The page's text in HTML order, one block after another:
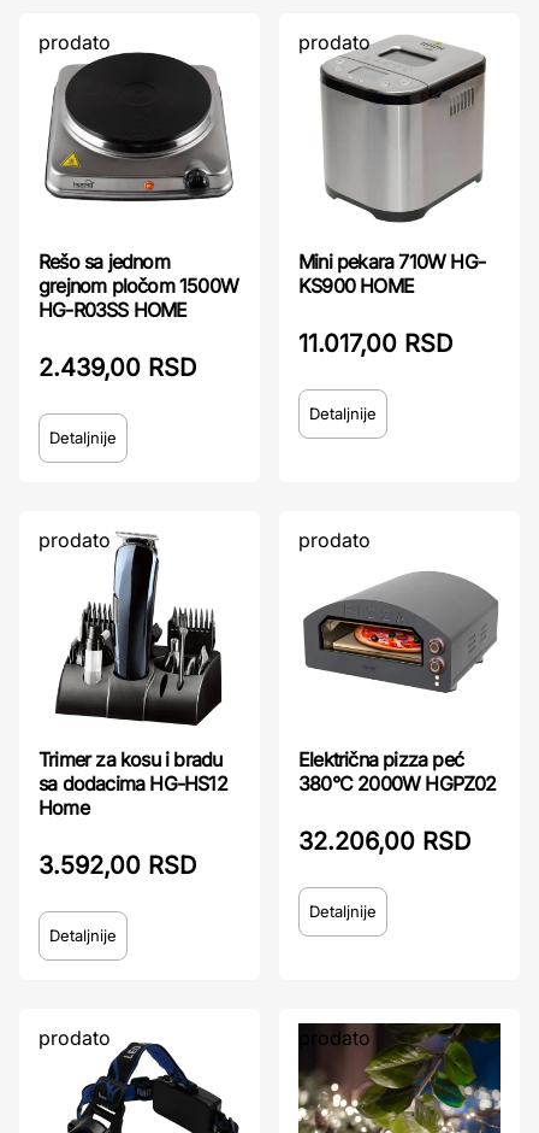
prodato
Rešo sa jednom
grejnom pločom 1500W
HG-R03SS HOME
2.439,00 RSD
Detaljnije
prodato
Mini pekara 710W HG-
KS900 HOME
11.017,00 RSD
Detaljnije
prodato
Trimer za kosu i bradu
sa dodacima HG-HS12
Home
3.592,00 RSD
Detaljnije
prodato
Električna pizza peć
380°C 2000W HGPZ02
32.206,00 RSD
Detaljnije
prodato prodato